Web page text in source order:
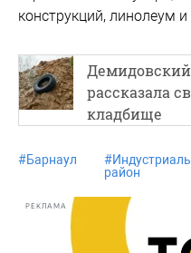
конструкций, линолеум
Демидовский
рассказала
кладбище
#Барнаул #
район
РЕКЛАМА